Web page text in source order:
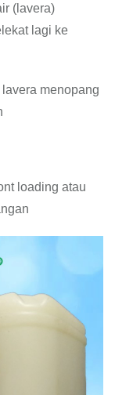
(lavera)
lagi ke
menopang
loading atau